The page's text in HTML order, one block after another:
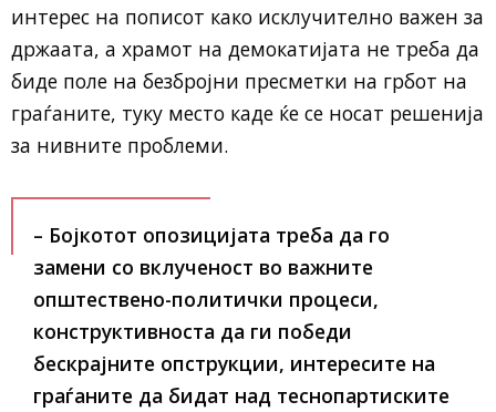
интерес на пописот како исклучително важен за
држаата, а храмот на демокатијата не треба да
биде поле на безбројни пресметки на грбот на
граѓаните, туку место каде ќе се носат решенија
за нивните проблеми.
– Бојкотот опозицијата треба да го
замени со вклученост во важните
општествено-политички процеси,
конструктивноста да ги победи
бескрајните опструкции, интересите на
граѓаните да бидат над теснопартиските